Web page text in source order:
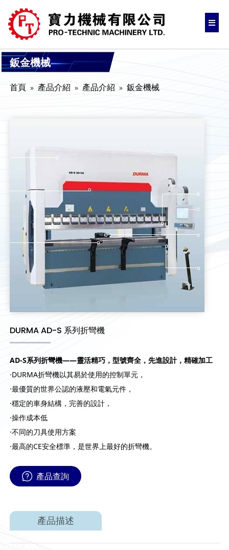
鈑金機械
首頁 產品介紹 產品介紹 鈑金機械
DURMA AD-S 系列折彎機
AD-S系列折彎機——靈活精巧，型號齊全，先進設計，精確加工
·DURMA折彎機以其易於使用的控制單元，
·最優質的世界公認的液壓和電氣元件，
·穩定的車身結構，完善的設計，
·操作成本低
·不同的刀具使用方案
·最高的CE安全標準，是世界上最好的折彎機。
產品查詢
產品描述